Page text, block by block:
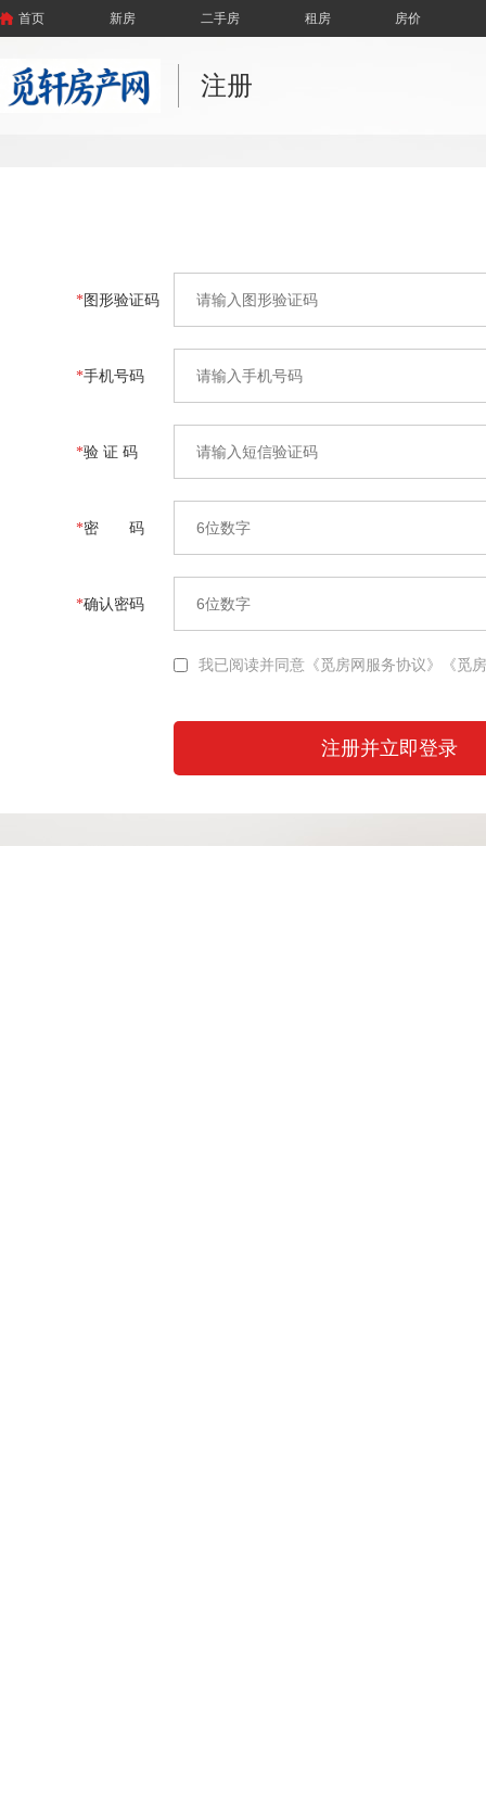
首页 新房 二手房 租房 房价
注册
*图形验证码
*手机号码
*验 证 码
*密 码
*确认密码
我已阅读并同意 《觅房网服务协议》 《觅
注册并立即登录